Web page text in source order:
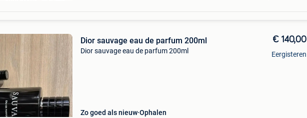
Dior sauvage eau de parfum 200ml
Dior sauvage eau de parfum 200ml
Zo goed als nieuw Ophalen
€ 140,00
Eergisteren